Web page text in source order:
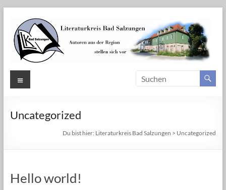
Inhalt
springen
Literaturkreis
Salzungen
Bad
Menü
Uncategorized
Du bist hier: Literaturkreis Bad Salzungen > Uncategorized
Hello world!